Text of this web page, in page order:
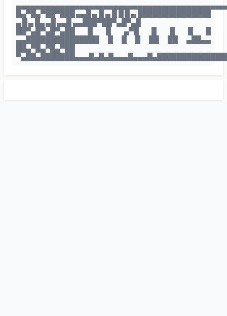
█▄▀█▄▀██▀███ ▄▄█ ▄ █ ▄ █ █ █ ▄ ███████████████
▄ █ ▄ █▄ ▄█ ▄▄█ ▄▄███▀██▀▄█▀▄█
██▀▄█▀▄█▀▄██ █ █ ▄▀█ █ █ █ █
▄▄███████████████ █ █ █ ██ ██ ▄██▄▄
██▄▀█▄▀█▄▀██